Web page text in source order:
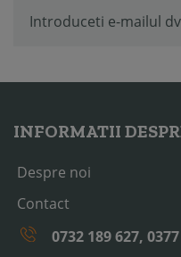
INFORMATII
Despre noi
Contact
0732 189 627,